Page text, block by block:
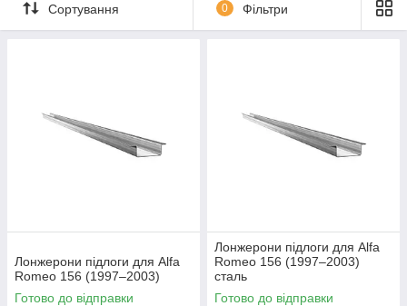
Сортування 0 Фільтри
Лонжерони підлоги для Alfa
Romeo 156 (1997–2003)
Готово до відправки
Лонжерони підлоги для Alfa
Romeo 156 (1997–2003)
сталь
Готово до відправки